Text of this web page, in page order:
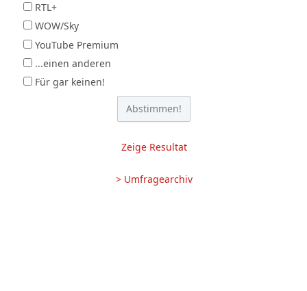
RTL+
WOW/Sky
YouTube Premium
...einen anderen
Für gar keinen!
Zeige Resultat
> Umfragearchiv